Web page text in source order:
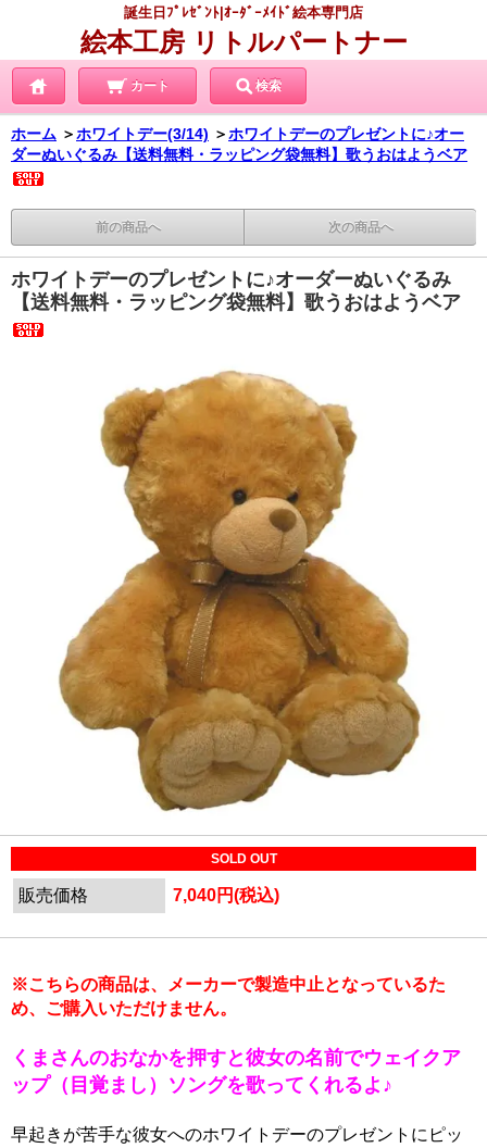
誕生日ﾌﾟﾚｾﾞﾝﾄ|ｵｰﾀﾞｰﾒｲﾄﾞ絵本専門店
絵本工房 リトルパートナー
カート 検索
ホーム ＞ホワイトデー(3/14) ＞ホワイトデーのプレゼントに♪オー
ダーぬいぐるみ【送料無料・ラッピング袋無料】歌うおはようベア
前の商品へ 次の商品へ
ホワイトデーのプレゼントに♪オーダーぬいぐるみ
【送料無料・ラッピング袋無料】歌うおはようベア
SOLD OUT
販売価格 7,040円(税込)
※こちらの商品は、メーカーで製造中止となっているた
め、ご購入いただけません。
くまさんのおなかを押すと彼女の名前でウェイクア
ップ（目覚まし）ソングを歌ってくれるよ♪
早起きが苦手な彼女へのホワイトデーのプレゼントにピッ